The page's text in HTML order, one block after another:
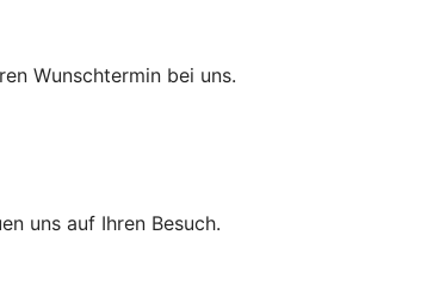
Wunschtermin bei uns.
uns auf Ihren Besuch.